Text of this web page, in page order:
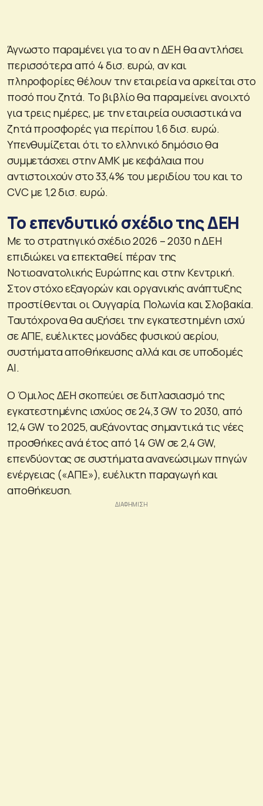
Άγνωστο παραμένει για το αν η ΔΕΗ θα αντλήσει
περισσότερα από 4 δισ. ευρώ, αν και
πληροφορίες θέλουν την εταιρεία να αρκείται στο
ποσό που ζητά. Το βιβλίο θα παραμείνει ανοιχτό
για τρεις ημέρες, με την εταιρεία ουσιαστικά να
ζητά προσφορές για περίπου 1,6 δισ. ευρώ.
Υπενθυμίζεται ότι το ελληνικό δημόσιο θα
συμμετάσχει στην ΑΜΚ με κεφάλαια που
αντιστοιχούν στο 33,4% του μεριδίου του και το
CVC με 1,2 δισ. ευρώ.
Το επενδυτικό σχέδιο της ΔΕΗ
Με το στρατηγικό σχέδιο 2026 – 2030 η ΔΕΗ
επιδιώκει να επεκταθεί πέραν της
Νοτιοανατολικής Ευρώπης και στην Κεντρική.
Στον στόχο εξαγορών και οργανικής ανάπτυξης
προστίθενται οι Ουγγαρία, Πολωνία και Σλοβακία.
Ταυτόχρονα θα αυξήσει την εγκατεστημένη ισχύ
σε ΑΠΕ, ευέλικτες μονάδες φυσικού αερίου,
συστήματα αποθήκευσης αλλά και σε υποδομές
AI.
Ο Όμιλος ΔΕΗ σκοπεύει σε διπλασιασμό της
εγκατεστημένης ισχύος σε 24,3 GW το 2030, από
12,4 GW το 2025, αυξάνοντας σημαντικά τις νέες
προσθήκες ανά έτος από 1,4 GW σε 2,4 GW,
επενδύοντας σε συστήματα ανανεώσιμων πηγών
ενέργειας («ΑΠΕ»), ευέλικτη παραγωγή και
αποθήκευση.